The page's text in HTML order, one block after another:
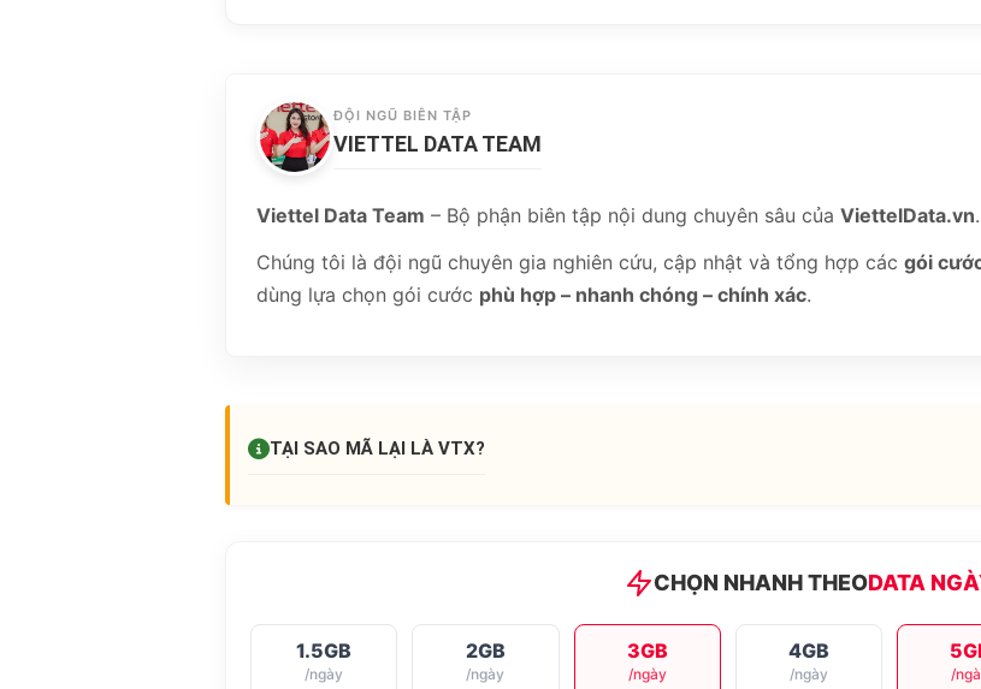
ĐỘI NGŨ BIÊN TẬP
VIETTEL DATA TEAM
Viettel Data Team – Bộ phận biên tập nội dung chuyên sâu của ViettelData.vn.
Chúng tôi là đội ngũ chuyên gia nghiên cứu, cập nhật và tổng hợp các gói
dùng lựa chọn gói cước phù hợp – nhanh chóng – chính xác.
TẠI SAO MÃ LẠI LÀ VTX?
CHỌN NHANH THEODATA
1.5GB
/ngày
2GB
/ngày
3GB
/ngày
4GB
/ngày /